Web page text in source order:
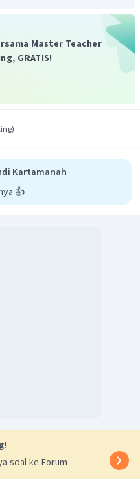
Master Teacher
GRATIS!
)
Kartamanah
soal ke Forum